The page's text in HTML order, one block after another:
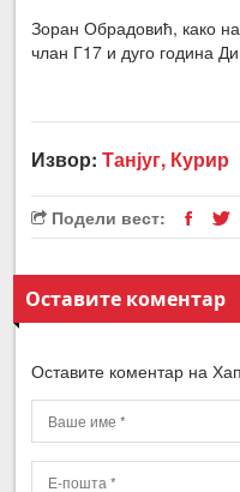
Зоран Обрадовић, како
члан Г17 и дуго година
Извор:Танјуг, Курир
Подели вест:
Оставите коментар
Оставите коментар на